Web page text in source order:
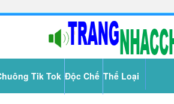
Tik Tok Độc Chế Thể Loại